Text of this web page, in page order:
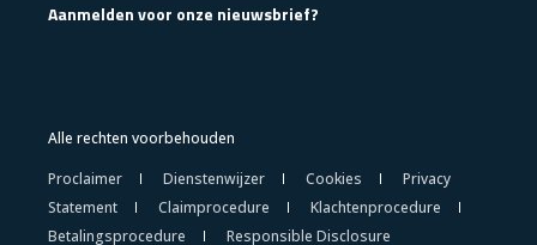
Aanmelden voor onze nieuwsbrief?
Alle rechten voorbehouden
Proclaimer
Dienstenwijzer Cookies
Privacy
Statement
Claimprocedure
Klachtenprocedure
Betalingsprocedure
Responsible Disclosure